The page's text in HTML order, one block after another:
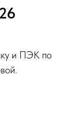
и ПЭК по